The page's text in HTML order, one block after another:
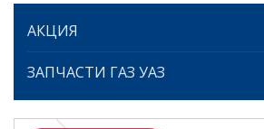
АКЦИЯ
ЗАПЧАСТИ ГАЗ УАЗ